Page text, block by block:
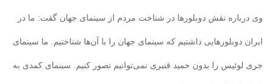
وی درباره نقش دوبلورها در شناخت مردم از سینمای جهان گفت: ما در
ایران دوبلورهایی داشتیم که سینمای جهان را با آن‌ها شناختیم. ما سینمای
جری لوئیس را بدون حمید قنبری نمی‌توانیم تصور کنیم. سینمای کمدی به